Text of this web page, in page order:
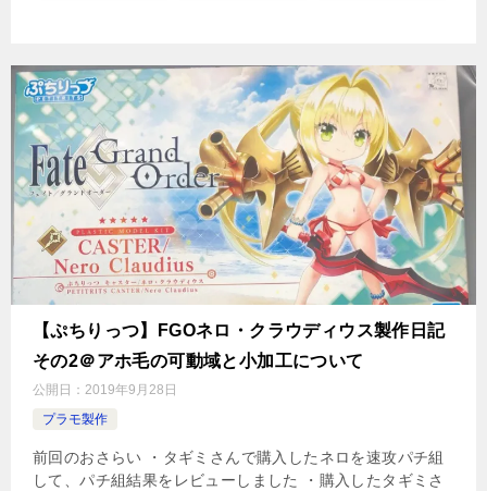
【ぷちりっつ】FGOネロ・クラウディウス製作日記
その2＠アホ毛の可動域と小加工について
公開日： 2019年9月28日
プラモ製作
前回のおさらい ・タギミさんで購入したネロを速攻パチ組
して、パチ組結果をレビューしました ・購入したタギミさ